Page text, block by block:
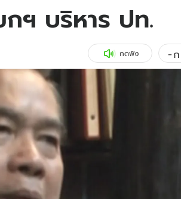
วัยรุ่น
รถยนต์
เที่ยว-กิน
Tasteful Thailand
Sanook Choice
ด้ที่
ฯ บริหาร ปท.
กดฟัง -ก